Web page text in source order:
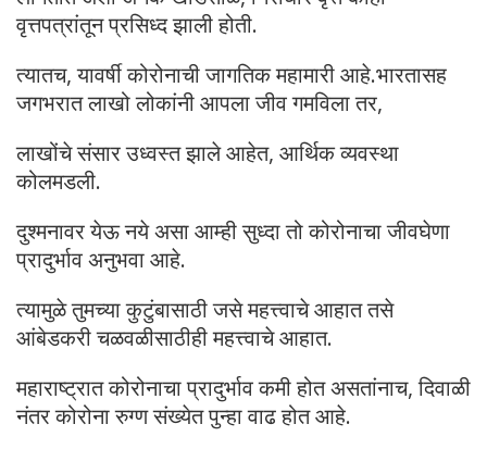
वृत्तपत्रांतून प्रसिध्द झाली होती.
त्यातच, यावर्षी कोरोनाची जागतिक महामारी आहे.भारतासह
जगभरात लाखो लोकांनी आपला जीव गमविला तर,
लाखोंचे संसार उध्वस्त झाले आहेत, आर्थिक व्यवस्था
कोलमडली.
दुश्मनावर येऊ नये असा आम्ही सुध्दा तो कोरोनाचा जीवघेणा
प्रादुर्भाव अनुभवा आहे.
त्यामुळे तुमच्या कुटुंबासाठी जसे महत्त्वाचे आहात तसे
आंबेडकरी चळवळीसाठीही महत्त्वाचे आहात.
महाराष्ट्रात कोरोनाचा प्रादुर्भाव कमी होत असतांनाच, दिवाळी
नंतर कोरोना रुग्ण संख्येत पुन्हा वाढ होत आहे.